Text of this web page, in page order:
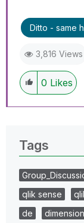
Ditto - same
3,816 Views
0 Likes
Tags
qlik sense
de
dimension